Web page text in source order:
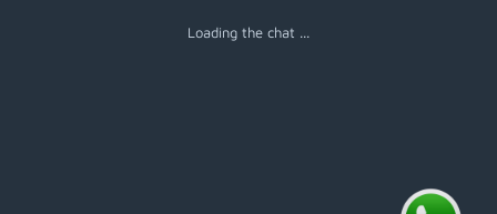
Loading the chat ...